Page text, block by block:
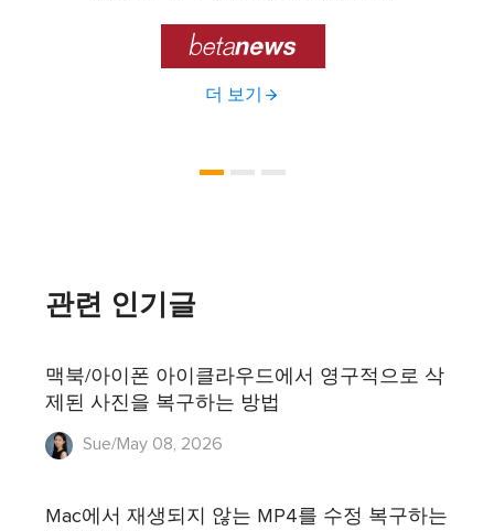

더 보기
관련 인기글
맥북/아이폰 아이클라우드에서 영구적으로 삭
제된 사진을 복구하는 방법
Sue/May 08, 2026
Mac에서 재생되지 않는 MP4를 수정 복구하는